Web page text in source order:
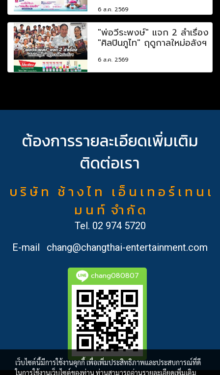
6 ส.ค. 2569
"พ่อวีระพงษ์" แจก 2 ลำเรื่อง
"ศิลปินภูไท" ฤดูกาลใหม่อลังฯ
6 ส.ค. 2569
ต้องการรายละเอียดเพิ่มเติม
ติดต่อเรา
บ ริ ษั ท ช้ า ง ไ ท เ อ็ น เ ท อ ร์ เ ท น เ
ม น ท์ จำ กั ด
Tel. 02 974 5720
E-mail
chang@changthai-entertainment.com
chang080807
เว็บไซต์นี้มีการใช้งานคุกกี้ เพื่อเพิ่มประสิทธิภาพและประสบการณ์ที่ดี
ในการใช้งานเว็บไซต์ของท่าน ท่านสามารถอ่านรายละเอียดเพิ่มเติม